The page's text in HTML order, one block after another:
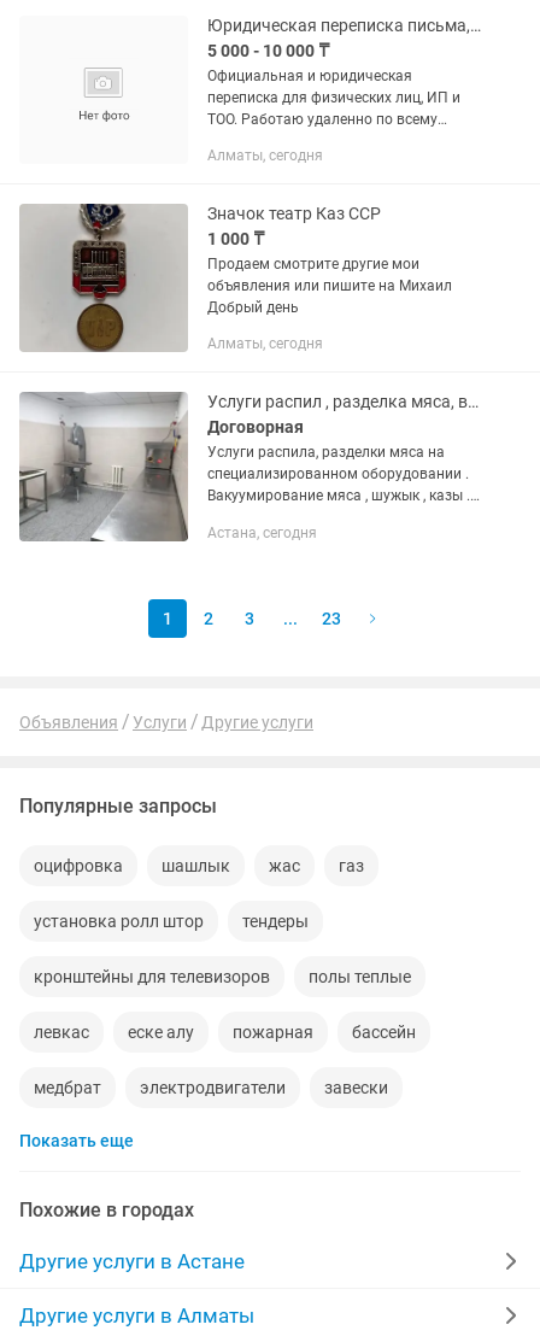
Юридическая переписка письма, претензии, жалобы еӨтініш Каз/рус
5 000 - 10 000 ₸
Официальная и юридическая
переписка для физических лиц, ИП и
ТОО. Работаю удаленно по всему
нагрузку и минимизировать правовые
Алматы, сегодня
Значок театр Каз ССР
1 000 ₸
Продаем смотрите другие мои
объявления или пишите на Михаил
Добрый день
Алматы, сегодня
Услуги распил , разделка мяса, вакуумирование
Договорная
Услуги распила, разделки мяса на
специализированном оборудовании .
Вакуумирование мяса , шужык , казы .
Астана, сегодня
1 2 3 ... 23
Объявления Услуги Другие услуги
Популярные запросы
оцифровка шашлык жас газ
установка ролл штор тендеры
кронштейны для телевизоров полы теплые
левкас еске алу пожарная бассейн
медбрат электродвигатели завески
в цветочный
переводы английский русский казахский
паркет кондиционеры холодильники
Показать еще
Похожие в городах
Другие услуги в Астане
Другие услуги в Алматы